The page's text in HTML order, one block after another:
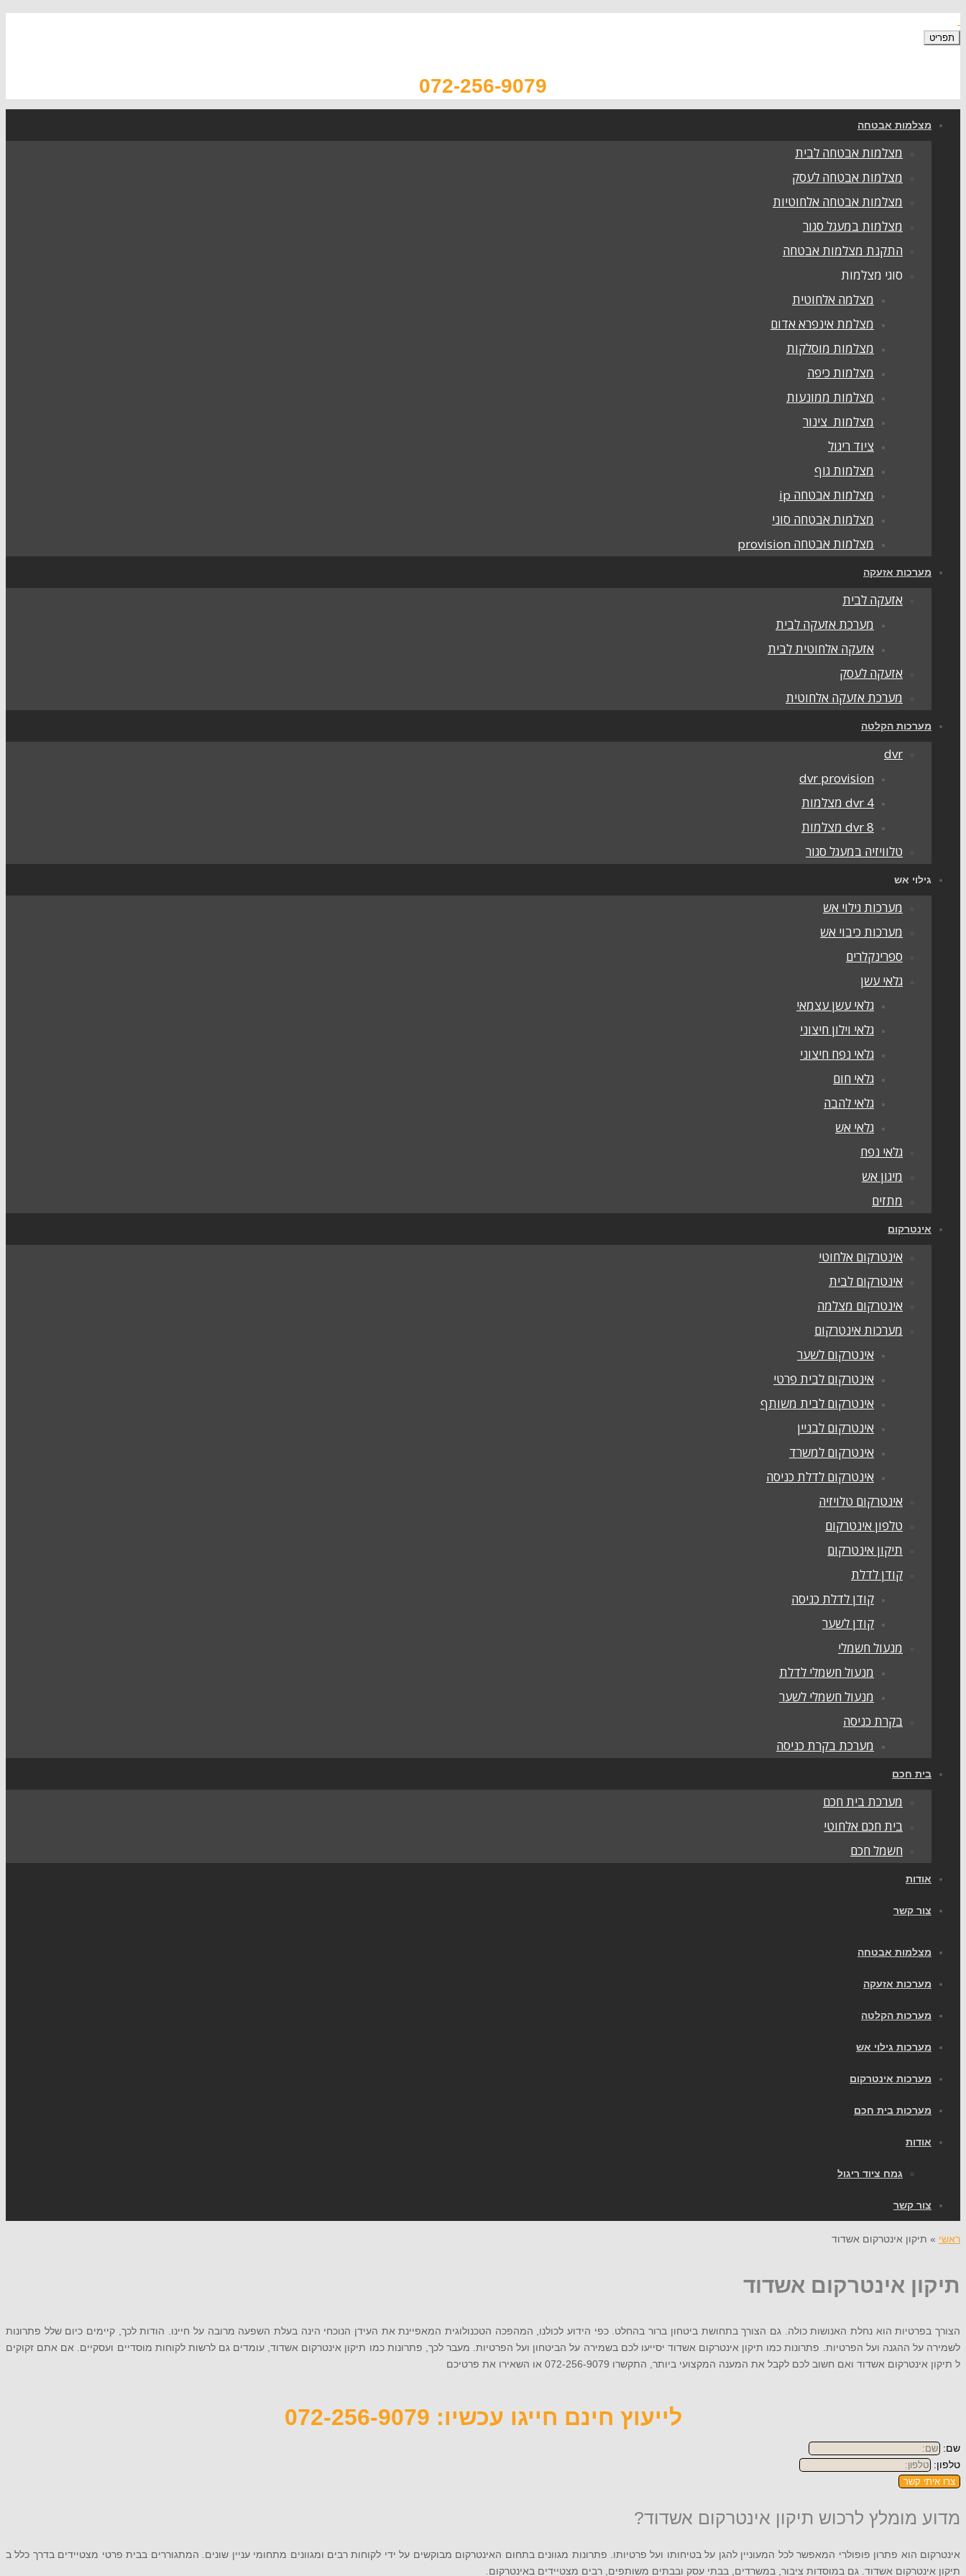
תפריט
072-256-9079
מצלמות אבטחה
מצלמות אבטחה לבית
מצלמות אבטחה לעסק
מצלמות אבטחה אלחוטיות
מצלמות במעגל סגור
התקנת מצלמות אבטחה
סוגי מצלמות
מצלמה אלחוטית
מצלמת אינפרא אדום
מצלמות מוסלקות
מצלמות כיפה
מצלמות ממונעות
מצלמות צינור
ציוד ריגול
מצלמות גוף
מצלמות אבטחה ip
מצלמות אבטחה סוני
מצלמות אבטחה provision
מערכות אזעקה
אזעקה לבית
מערכת אזעקה לבית
אזעקה אלחוטית לבית
אזעקה לעסק
מערכת אזעקה אלחוטית
מערכות הקלטה
dvr
dvr provision
dvr 4 מצלמות
dvr 8 מצלמות
טלוויזיה במעגל סגור
גילוי אש
מערכות גילוי אש
מערכות כיבוי אש
ספרינקלרים
גלאי עשן
גלאי עשן עצמאי
גלאי וילון חיצוני
גלאי נפח חיצוני
גלאי חום
גלאי להבה
גלאי אש
גלאי נפח
מיגון אש
מתזים
אינטרקום
אינטרקום אלחוטי
אינטרקום לבית
אינטרקום מצלמה
מערכות אינטרקום
אינטרקום לשער
אינטרקום לבית פרטי
אינטרקום לבית משותף
אינטרקום לבניין
אינטרקום למשרד
אינטרקום לדלת כניסה
אינטרקום טלויזיה
טלפון אינטרקום
תיקון אינטרקום
קודן לדלת
קודן לדלת כניסה
קודן לשער
מנעול חשמלי
מנעול חשמלי לדלת
מנעול חשמלי לשער
בקרת כניסה
מערכת בקרת כניסה
בית חכם
מערכת בית חכם
בית חכם אלחוטי
חשמל חכם
אודות
צור קשר
מצלמות אבטחה
מערכות אזעקה
מערכות הקלטה
מערכות גילוי אש
מערכות אינטרקום
מערכות בית חכם
אודות
גמח ציוד ריגול
צור קשר
ראשי » תיקון אינטרקום אשדוד
תיקון אינטרקום אשדוד
הצורך בפרטיות הוא נחלת האנושות כולה. גם הצורך בתחושת ביטחון ברור בהחלט. כפי הידוע לכולנו, המהפכה הטכנולוגית המאפיינת את העידן הנוכחי הינה בעלת השפעה מרובה על חיינו. הודות לכך, קיימים כיום שלל פתרונות
לשמירה על ההגנה ועל הפרטיות. פתרונות כמו תיקון אינטרקום אשדוד יסייעו לכם בשמירה על הביטחון ועל הפרטיות. מעבר לכך, פתרונות כמו תיקון אינטרקום אשדוד, עומדים גם לרשות לקוחות מוסדיים ועסקיים. אם אתם זקוקים
ל תיקון אינטרקום אשדוד ואם חשוב לכם לקבל את המענה המקצועי ביותר, התקשרו 072-256-9079 או השאירו את פרטיכם
לייעוץ חינם חייגו עכשיו: 072-256-9079
שם:
טלפון:
צרו איתי קשר
מדוע מומלץ לרכוש תיקון אינטרקום אשדוד?
אינטרקום הוא פתרון פופולרי המאפשר לכל המעוניין להגן על בטיחותו ועל פרטיותו. פתרונות מגוונים בתחום האינטרקום מבוקשים על ידי לקוחות רבים ומגוונים מתחומי עניין שונים. המתגוררים בבית פרטי מצטיידים בדרך כלל ב
תיקון אינטרקום אשדוד. גם במוסדות ציבור, במשרדים, בבתי עסק ובבתים משותפים, רבים מצטיידים באינטרקום.